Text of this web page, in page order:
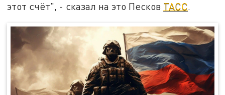
этот счёт", - сказал на это Песков ТАСС.